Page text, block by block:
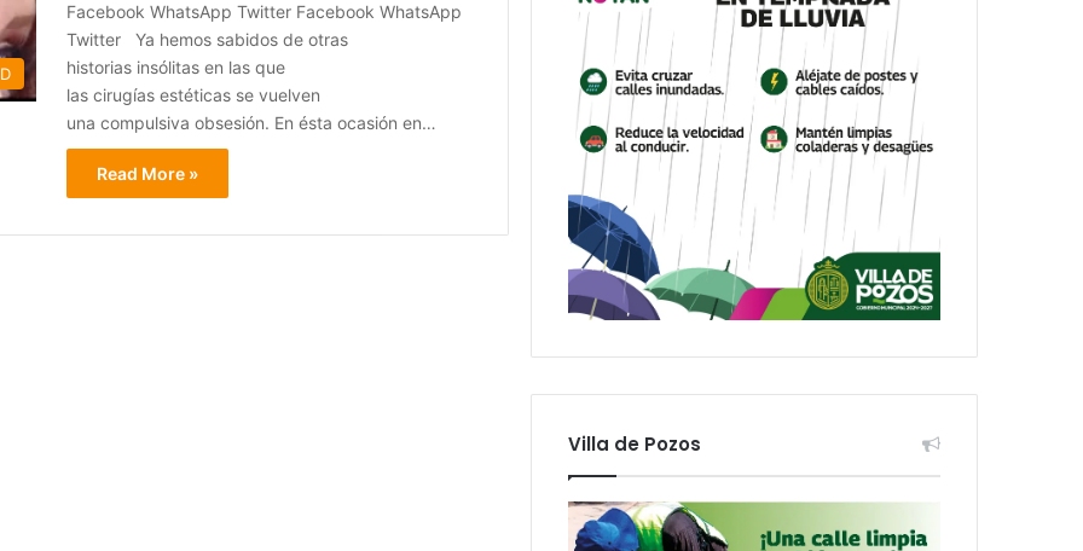
Facebook WhatsApp Twitter Facebook WhatsApp
Twitter Ya hemos sabidos de otras
historias insólitas en las que
las cirugías estéticas se vuelven
una compulsiva obsesión. En ésta ocasión en…
Read More »
Villa de Pozos